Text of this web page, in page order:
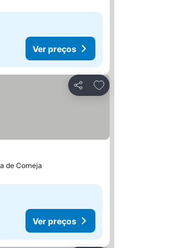
Ver preços
Partilhar
Adicionar aos favoritos
de Corneja
Ver preços